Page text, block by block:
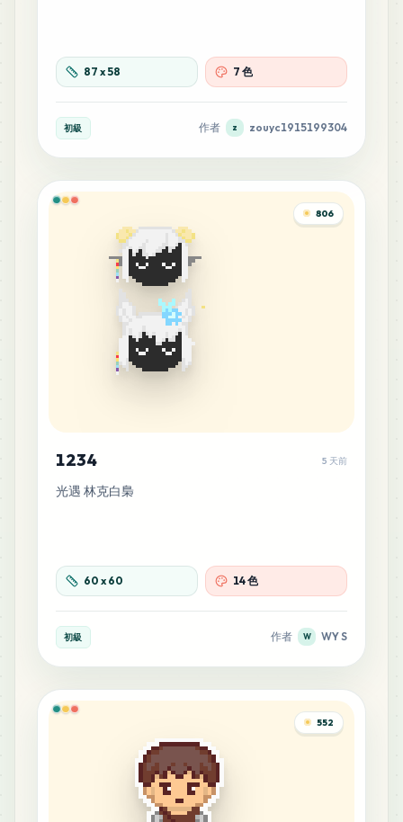
87 x58 7 色
初級 作者 z zouyc1915199304
806
1234 5 天前
光遇 林克白梟
60 x 60 14 色
初級 作者 W WY S
552